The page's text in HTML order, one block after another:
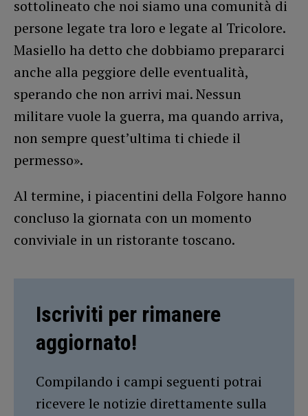
sottolineato che noi siamo una comunità di
persone legate tra loro e legate al Tricolore.
Masiello ha detto che dobbiamo prepararci
anche alla peggiore delle eventualità,
sperando che non arrivi mai. Nessun
militare vuole la guerra, ma quando arriva,
non sempre quest’ultima ti chiede il
permesso».
Al termine, i piacentini della Folgore hanno
concluso la giornata con un momento
conviviale in un ristorante toscano.
Iscriviti per rimanere
aggiornato!
Compilando i campi seguenti potrai
ricevere le notizie direttamente sulla